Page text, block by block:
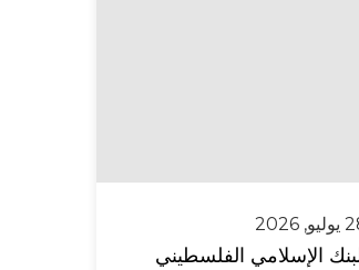
2026
الإسلامي الفلسطيني